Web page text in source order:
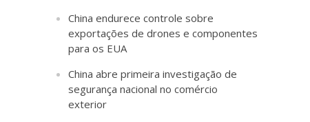
China endurece controle sobre
exportações de drones e componentes
para os EUA
China abre primeira investigação de
segurança nacional no comércio
exterior